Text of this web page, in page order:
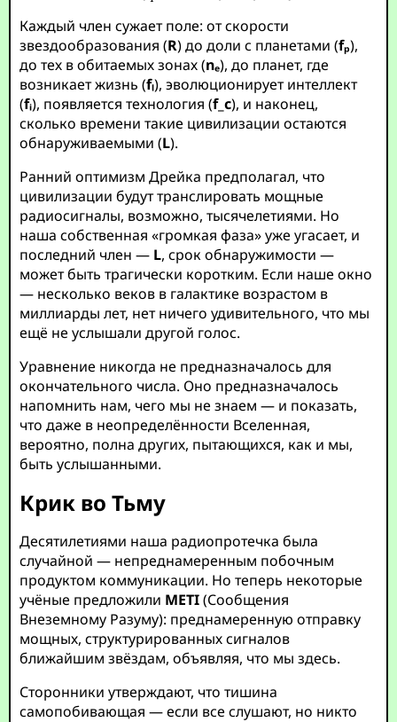
Каждый член сужает поле: от скорости
звездообразования (R) до доли с планетами (fₚ),
до тех в обитаемых зонах (nₑ), до планет, где
возникает жизнь (fₗ), эволюционирует интеллект
(fᵢ), появляется технология (f_c), и наконец,
сколько времени такие цивилизации остаются
обнаруживаемыми (L).
Ранний оптимизм Дрейка предполагал, что
цивилизации будут транслировать мощные
радиосигналы, возможно, тысячелетиями. Но
наша собственная «громкая фаза» уже угасает, и
последний член — L, срок обнаружимости —
может быть трагически коротким. Если наше окно
— несколько веков в галактике возрастом в
миллиарды лет, нет ничего удивительного, что мы
ещё не услышали другой голос.
Уравнение никогда не предназначалось для
окончательного числа. Оно предназначалось
напомнить нам, чего мы не знаем — и показать,
что даже в неопределённости Вселенная,
вероятно, полна других, пытающихся, как и мы,
быть услышанными.
Крик во Тьму
Десятилетиями наша радиопротечка была
случайной — непреднамеренным побочным
продуктом коммуникации. Но теперь некоторые
учёные предложили METI(Сообщения
Внеземному Разуму): преднамеренную отправку
мощных, структурированных сигналов
ближайшим звёздам, объявляя, что мы здесь.
Сторонники утверждают, что тишина
самопобивающая — если все слушают, но никто